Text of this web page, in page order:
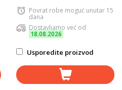
Povrat robe moguć unutar 15
dana
Dostavljamo već od
18.08.2026
Usporedite proizvod